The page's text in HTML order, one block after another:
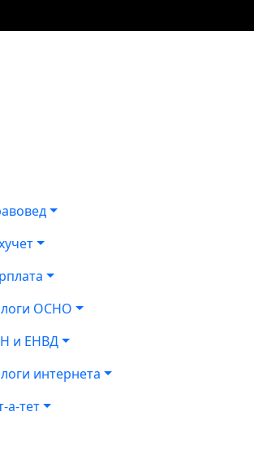
ОСНО
и ЕНВД
интернета
а-тет